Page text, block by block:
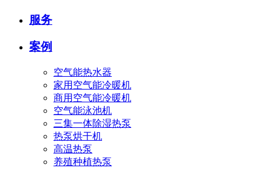
服务
案例
空气能热水器
家用空气能冷暖机
商用空气能冷暖机
空气能泳池机
三集一体除湿热泵
热泵烘干机
高温热泵
养殖种植热泵